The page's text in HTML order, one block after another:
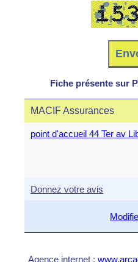
Fiche présente sur
MACIF Assurances
point d'accueil 44 Ter av
Donnez votre avis
Agence internet :